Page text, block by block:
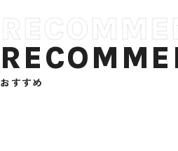
おすすめ